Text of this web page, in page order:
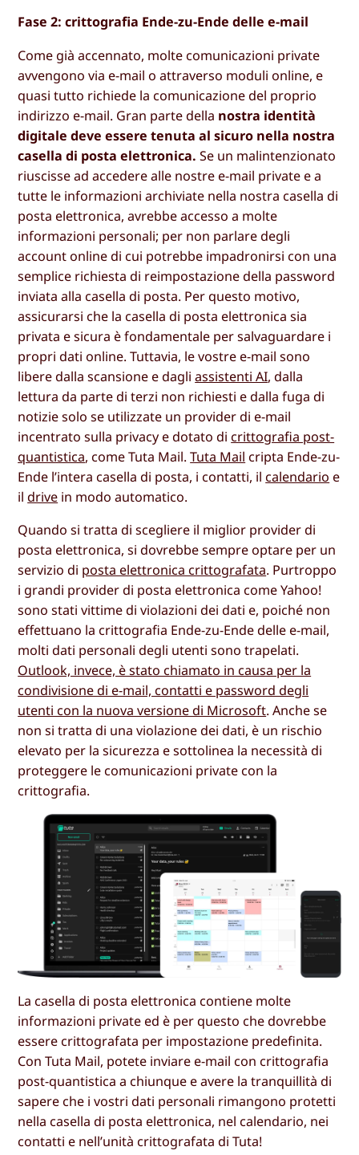
Fase 2: crittografia Ende-zu-Ende delle e-mail
Come già accennato, molte comunicazioni private
avvengono via e-mail o attraverso moduli online, e
quasi tutto richiede la comunicazione del proprio
indirizzo e-mail. Gran parte della nostra identità
digitale deve essere tenuta al sicuro nella nostra
casella di posta elettronica. Se un malintenzionato
riuscisse ad accedere alle nostre e-mail private e a
tutte le informazioni archiviate nella nostra casella di
posta elettronica, avrebbe accesso a molte
informazioni personali; per non parlare degli
account online di cui potrebbe impadronirsi con una
semplice richiesta di reimpostazione della password
inviata alla casella di posta. Per questo motivo,
assicurarsi che la casella di posta elettronica sia
privata e sicura è fondamentale per salvaguardare i
propri dati online. Tuttavia, le vostre e-mail sono
libere dalla scansione e dagliassistenti AI, dalla
lettura da parte di terzi non richiesti e dalla fuga di
notizie solo se utilizzate un provider di e-mail
incentrato sulla privacy e dotato di crittografia post-
quantistica, come Tuta Mail.Tuta Mail cripta Ende-zu-
Ende l’intera casella di posta, i contatti, il calendario e
ildrive in modo automatico.
Quando si tratta di scegliere il miglior provider di
posta elettronica, si dovrebbe sempre optare per un
servizio di posta elettronica crittografata. Purtroppo
i grandi provider di posta elettronica come Yahoo!
sono stati vittime di violazioni dei dati e, poiché non
effettuano la crittografia Ende-zu-Ende delle e-mail,
molti dati personali degli utenti sono trapelati.
Outlook, invece, è stato chiamato in causa per la
condivisione di e-mail, contatti e password degli
utenti con la nuova versione di Microsoft. Anche se
non si tratta di una violazione dei dati, è un rischio
elevato per la sicurezza e sottolinea la necessità di
proteggere le comunicazioni private con la
crittografia.
La casella di posta elettronica contiene molte
informazioni private ed è per questo che dovrebbe
essere crittografata per impostazione predefinita.
Con Tuta Mail, potete inviare e-mail con crittografia
post-quantistica a chiunque e avere la tranquillità di
sapere che i vostri dati personali rimangono protetti
nella casella di posta elettronica, nel calendario, nei
contatti e nell’unità crittografata di Tuta!